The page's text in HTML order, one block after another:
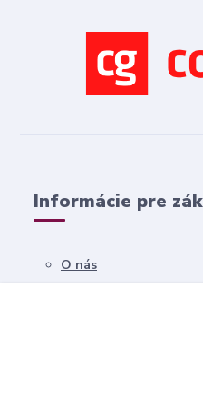
Informácie pre
O nás